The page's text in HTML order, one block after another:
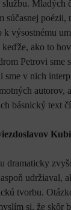
poézii,
výsostnému
keďže, ako to
Petrovi sme
v nich
básnický text
dramaticky
udržiaval,
tvorbu.
si, že skôr